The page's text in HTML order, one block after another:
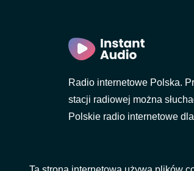
Radio internetowe Polska.
stacji radiowej można
Polskie radio internetowe